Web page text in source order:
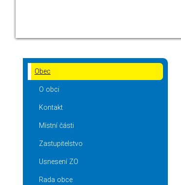
Obec
O obci
Kontakt
Místní části
Zastupitelstvo
Usnesení ZO
Rada obce